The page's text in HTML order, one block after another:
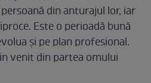
din anturajul lor, iar
Este o perioadă bună
și pe plan profesional.
venit din partea omului